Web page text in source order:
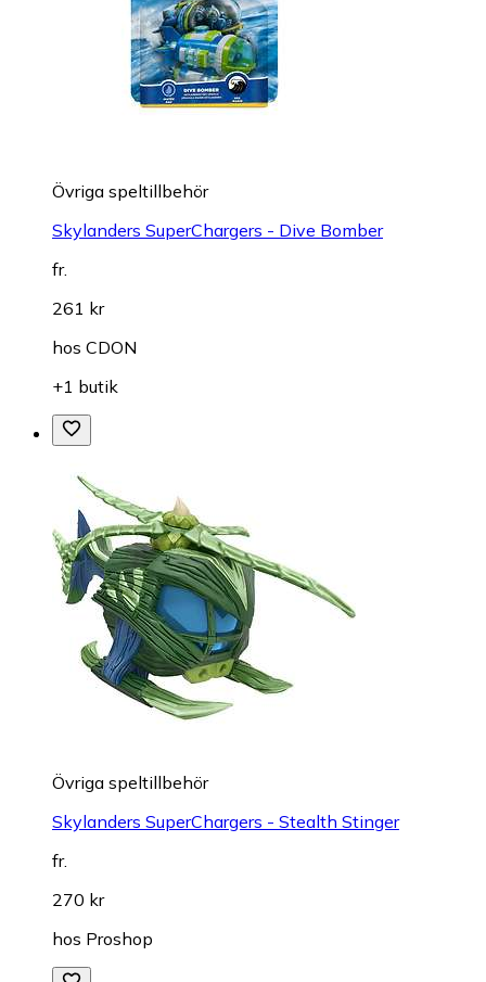
Övriga speltillbehör
Skylanders SuperChargers - Dive Bomber
fr.
261 kr
hos CDON
+1 butik
Övriga speltillbehör
Skylanders SuperChargers - Stealth Stinger
fr.
270 kr
hos Proshop